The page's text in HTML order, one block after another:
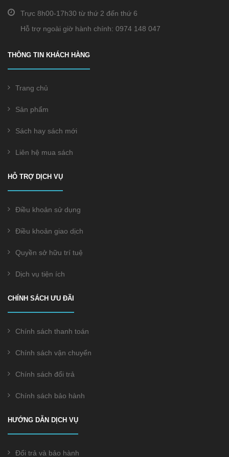
Trực 8h00-17h30 từ thứ 2 đến thứ 6
Hỗ trợ ngoài giờ hành chính: 0974 148 047
THÔNG TIN KHÁCH HÀNG
Trang chủ
Sản phẩm
Sách hay sách mới
Liên hệ mua sách
HỖ TRỢ DỊCH VỤ
Điều khoản sử dụng
Điều khoản giao dịch
Quyền sở hữu trí tuệ
Dịch vụ tiện ích
CHÍNH SÁCH ƯU ĐÃI
Chính sách thanh toán
Chính sách vận chuyển
Chính sách đổi trả
Chính sách bảo hành
HƯỚNG DẪN DỊCH VỤ
Đổi trả và bảo hành